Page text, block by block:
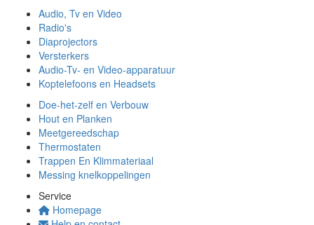
Audio, Tv en Video
Radio's
Diaprojectors
Versterkers
Audio-Tv- en Video-apparatuur
Koptelefoons en Headsets
Doe-het-zelf en Verbouw
Hout en Planken
Meetgereedschap
Thermostaten
Trappen En Klimmateriaal
Messing knelkoppelingen
Service
Homepage